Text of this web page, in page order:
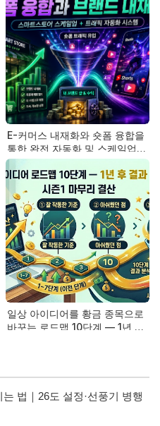
E-커머스 내재화와 숏폼 융합을
통한 완전 자동화 및 스케일업
전략
일상 아이디어를 황금 종목으로
바꾸는 로드맵 10단계 — 1년 후
법｜26도 설정·선풍기 병행